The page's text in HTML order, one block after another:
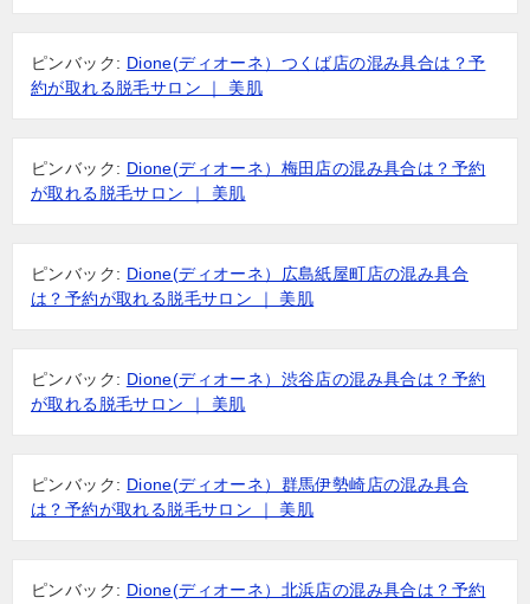
ピンバック: Dione(ディオーネ）つくば店の混み具合は？予
約が取れる脱毛サロン ｜ 美肌
ピンバック: Dione(ディオーネ）梅田店の混み具合は？予約
が取れる脱毛サロン ｜ 美肌
ピンバック: Dione(ディオーネ）広島紙屋町店の混み具合
は？予約が取れる脱毛サロン ｜ 美肌
ピンバック: Dione(ディオーネ）渋谷店の混み具合は？予約
が取れる脱毛サロン ｜ 美肌
ピンバック: Dione(ディオーネ）群馬伊勢崎店の混み具合
は？予約が取れる脱毛サロン ｜ 美肌
ピンバック: Dione(ディオーネ）北浜店の混み具合は？予約